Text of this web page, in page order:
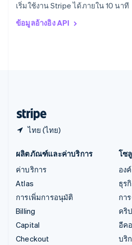
เริ่มใช้งาน Stripe ได้ภายใน 10 นาที
ข้อมูลอ้างอิง API
ไทย (ไทย)
DeutschEnglish
อิตาลี
ItalianoEnglish
ผลิตภัณฑ์และค่าบริการ
ค่าบริการ
Atlas
การเพิ่มการอนุมัติ
Billing
Capital
Checkout
โซ
อง
ธุร
กา
คริ
อีค
บริ